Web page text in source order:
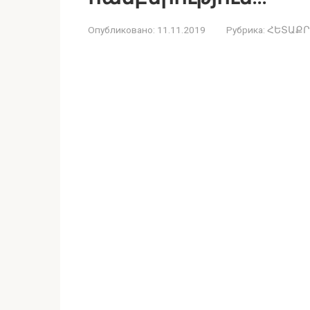
Опубликовано: 11.11.2019 Рубрика: